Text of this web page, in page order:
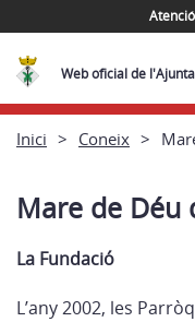
Web oficial de
Inici Coneix
Mare de Déu
La Fundació
L’any 2002, les